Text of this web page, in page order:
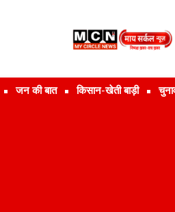
जन की बात किसान-खेती बाड़ी